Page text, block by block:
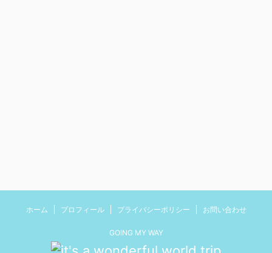
ホーム プロフィール プライバシーポリシー お問い合わせ
GOING MY WAY